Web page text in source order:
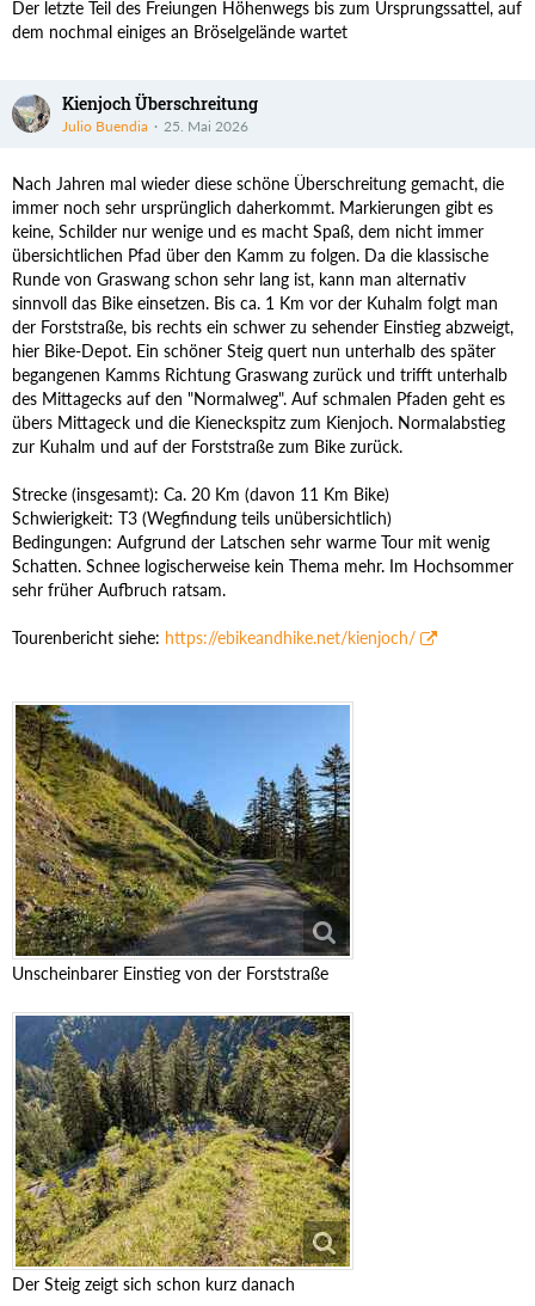
Der letzte Teil des Freiungen Höhenwegs bis zum Ursprungssattel, auf
dem nochmal einiges an Bröselgelände wartet
Kienjoch Überschreitung
Julio Buendia 25. Mai 2026
Nach Jahren mal wieder diese schöne Überschreitung gemacht, die
immer noch sehr ursprünglich daherkommt. Markierungen gibt es
keine, Schilder nur wenige und es macht Spaß, dem nicht immer
übersichtlichen Pfad über den Kamm zu folgen. Da die klassische
Runde von Graswang schon sehr lang ist, kann man alternativ
sinnvoll das Bike einsetzen. Bis ca. 1 Km vor der Kuhalm folgt man
der Forststraße, bis rechts ein schwer zu sehender Einstieg abzweigt,
hier Bike-Depot. Ein schöner Steig quert nun unterhalb des später
begangenen Kamms Richtung Graswang zurück und trifft unterhalb
des Mittagecks auf den "Normalweg". Auf schmalen Pfaden geht es
übers Mittageck und die Kieneckspitz zum Kienjoch. Normalabstieg
zur Kuhalm und auf der Forststraße zum Bike zurück.
Strecke (insgesamt): Ca. 20 Km (davon 11 Km Bike)
Schwierigkeit: T3 (Wegfindung teils unübersichtlich)
Bedingungen: Aufgrund der Latschen sehr warme Tour mit wenig
Schatten. Schnee logischerweise kein Thema mehr. Im Hochsommer
sehr früher Aufbruch ratsam.
Tourenbericht siehe: https://ebikeandhike.net/kienjoch/
Unscheinbarer Einstieg von der Forststraße
Der Steig zeigt sich schon kurz danach